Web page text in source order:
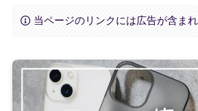
当ページのリンクには広告が含まれ